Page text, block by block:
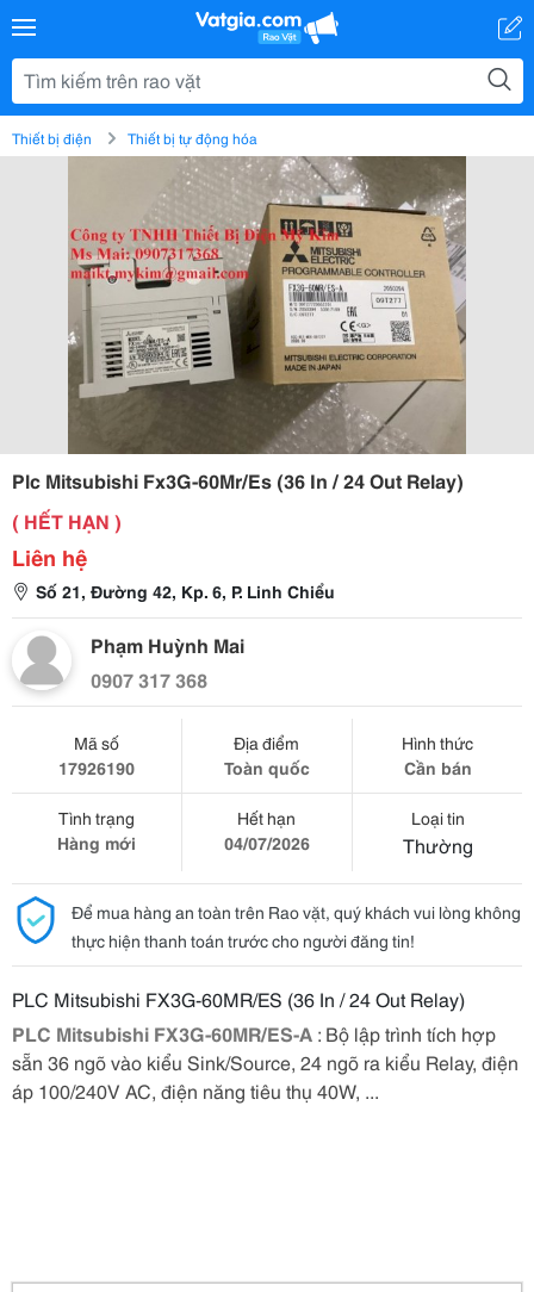
Thiết bị điện Thiết bị tự động hóa
Plc Mitsubishi Fx3G-60Mr/Es (36 In / 24 Out Relay)
( HẾT HẠN )
Liên hệ
Số 21, Đường 42, Kp. 6, P. Linh Chiểu
Phạm Huỳnh Mai
0907 317 368
Mã số
17926190
Địa điểm
Toàn quốc
Hình thức
Cần bán
Tình trạng
Hàng mới
Hết hạn
04/07/2026
Loại tin
Thường
Để mua hàng an toàn trên Rao vặt, quý khách vui lòng không
thực hiện thanh toán trước cho người đăng tin!
PLC Mitsubishi FX3G-60MR/ES (36 In / 24 Out Relay)
PLC Mitsubishi FX3G-60MR/ES-A : Bộ lập trình tích hợp
sẵn 36 ngõ vào kiểu Sink/Source, 24 ngõ ra kiểu Relay, điện
áp 100/240V AC, điện năng tiêu thụ 40W, ...